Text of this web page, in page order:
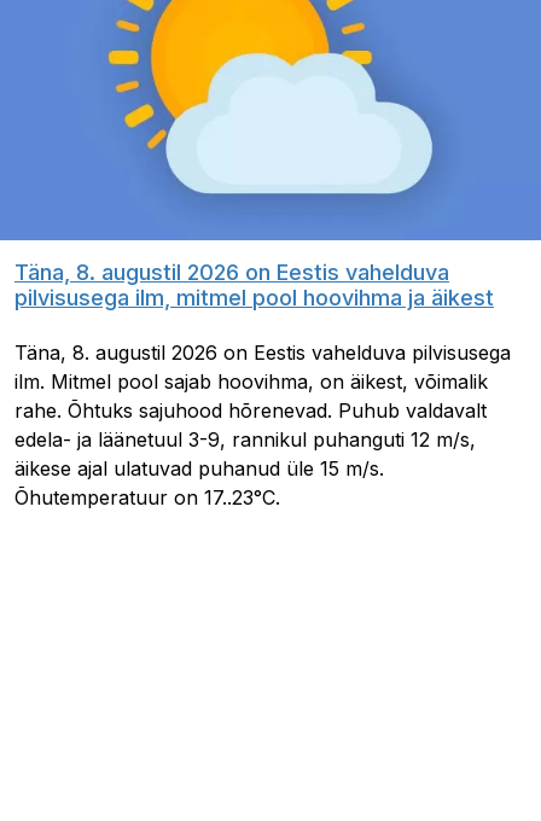
Täna, 8. augustil 2026 on Eestis vahelduva
pilvisusega ilm, mitmel pool hoovihma ja äikest
Täna, 8. augustil 2026 on Eestis vahelduva pilvisusega
ilm. Mitmel pool sajab hoovihma, on äikest, võimalik
rahe. Õhtuks sajuhood hõrenevad. Puhub valdavalt
edela- ja läänetuul 3-9, rannikul puhanguti 12 m/s,
äikese ajal ulatuvad puhanud üle 15 m/s.
Õhutemperatuur on 17..23°C.